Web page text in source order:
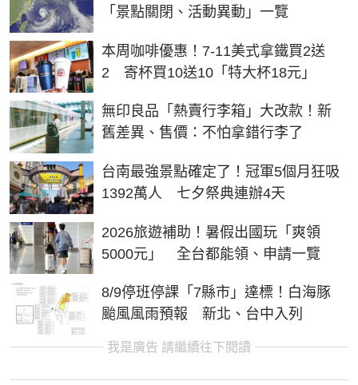
「景點關閉、活動異動」一覽
本周咖啡優惠！7-11美式拿鐵買2送
2 寄杯買10送10「特大杯18元」
無印良品「熱賣行李箱」大改款！新
舊差異、售價：不怕拿錯行李了
台南最強景點確定了！冠軍5個月狂吸
1392萬人 七夕祭典連辦4天
2026旅遊補助！暑假出國玩「爽領
5000元」 全台都能領、申請一覽
8/9停班停課「7縣市」達標！白海豚
颱風風雨預報 新北、台中入列
我是廣告 請繼續往下閱讀